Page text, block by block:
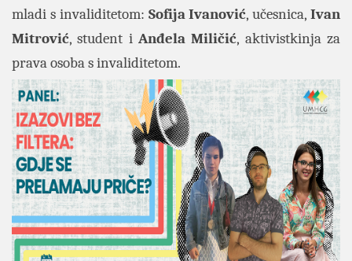
mladi s invaliditetom: Sofija Ivanović, učesnica,Ivan
Mitrović, student iAnđela Miličić, aktivistkinja za
prava osoba s invaliditetom.